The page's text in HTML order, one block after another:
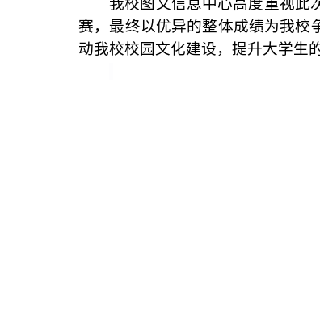
我校图文信息中心高度重视此
赛，最终以优异的整体成绩为我校
动我校校园文化建设，提升大学生